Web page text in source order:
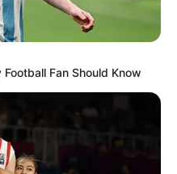
ΟΡΟΙ ΧΡΗΣΗΣ
Fan Should Know